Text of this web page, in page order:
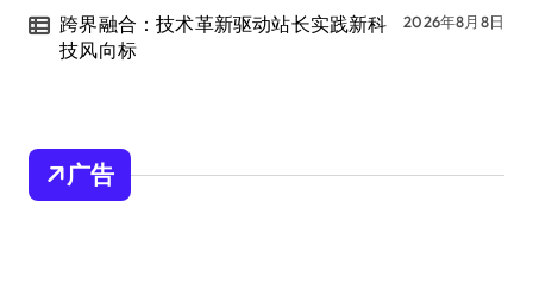
跨界融合：技术革新驱动站长实践新科
技风向标
2026年8月8日
广告